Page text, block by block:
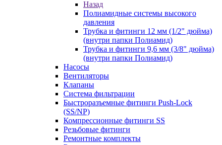
Назад
Полиамидные системы высокого
давления
Трубка и фитинги 12 мм (1/2" дюйма)
(внутри папки Полиамид)
Трубка и фитинги 9,6 мм (3/8" дюйма)
(внутри папки Полиамид)
Насосы
Вентиляторы
Клапаны
Система фильтрации
Быстроразъемные фитинги Push-Lock
(SS/NP)
Компрессионные фитинги SS
Резьбовые фитинги
Ремонтные комплекты